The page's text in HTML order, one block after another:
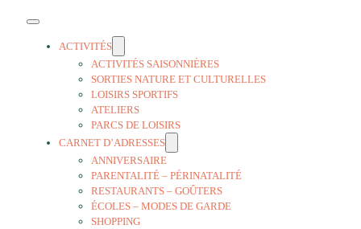
ACTIVITÉS
ACTIVITÉS SAISONNIÈRES
SORTIES NATURE ET CULTURELLES
LOISIRS SPORTIFS
ATELIERS
PARCS DE LOISIRS
CARNET D’ADRESSES
ANNIVERSAIRE
PARENTALITÉ – PÉRINATALITÉ
RESTAURANTS – GOÛTERS
ÉCOLES – MODES DE GARDE
SHOPPING